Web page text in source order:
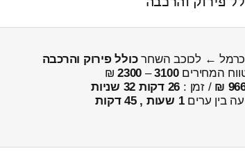
כרמל ← לכוכב השחרכולל פירוק והרכבה
המחירים3100
–
2300
₪
/ זמן : 26 דקות 32 שניות
בין ערים1 שעות , 45 דקות